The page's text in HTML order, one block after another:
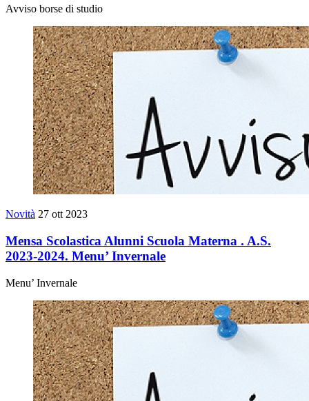
Avviso borse di studio
Novità 27 ott 2023
Mensa Scolastica Alunni Scuola Materna . A.S.
2023-2024. Menu’ Invernale
Menu’ Invernale